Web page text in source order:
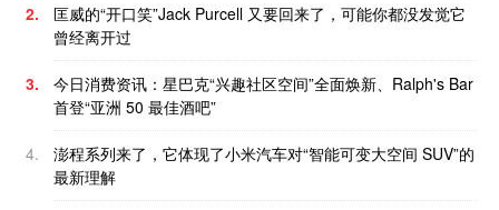
2.
匡威的“开口笑”Jack Purcell 又要回来了，可能你都没发觉它
曾经离开过
3.
今日消费资讯：星巴克“兴趣社区空间”全面焕新、Ralph's Bar
首登“亚洲 50 最佳酒吧”
4.
澎程系列来了，它体现了小米汽车对“智能可变大空间 SUV”的
最新理解